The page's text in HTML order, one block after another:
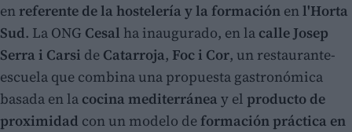
enreferente de la hostelería y la formación enl'Horta
Sud. La ONG Cesal ha inaugurado, en la calle Josep
Serra i Carsi de Catarroja, Foc i Cor, un restaurante-
escuela que combina una propuesta gastronómica
basada en la cocina mediterránea y el producto de
proximidad con un modelo de formación práctica en